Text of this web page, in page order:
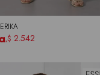
ERIKA
$ 2.542